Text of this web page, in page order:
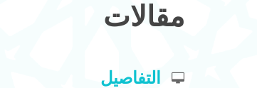
مقالات
التفاصيل